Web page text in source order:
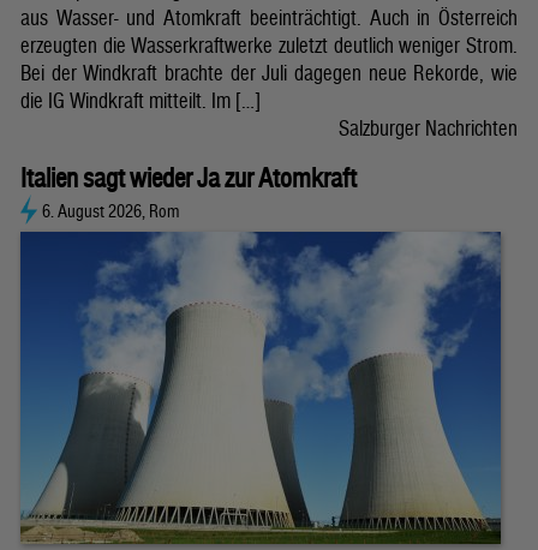
aus Wasser- und Atomkraft beeinträchtigt. Auch in Österreich
erzeugten die Wasserkraftwerke zuletzt deutlich weniger Strom.
Bei der Windkraft brachte der Juli dagegen neue Rekorde, wie
die IG Windkraft mitteilt. Im […]
Salzburger Nachrichten
Italien sagt wieder Ja zur Atomkraft
6. August 2026, Rom